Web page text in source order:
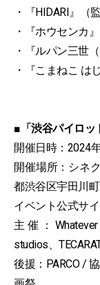
・『HIDARI』（
・『ホウセンカ
・『ルパン三世
・『こまねこ は
■「渋谷パイロッ
開催日時：2024
開催場所：シネ
都渋谷区宇田川
イベント公式サイ
主催：
studios、
後援：PARCO /